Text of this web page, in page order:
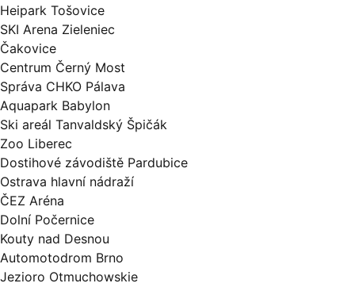
Heipark Tošovice
SKI Arena Zieleniec
Čakovice
Centrum Černý Most
Správa CHKO Pálava
Aquapark Babylon
Ski areál Tanvaldský Špičák
Zoo Liberec
Dostihové závodiště Pardubice
Ostrava hlavní nádraží
ČEZ Aréna
Dolní Počernice
Kouty nad Desnou
Automotodrom Brno
Jezioro Otmuchowskie